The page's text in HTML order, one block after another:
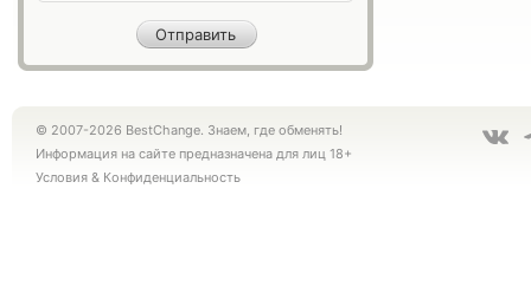
© 2007-2026 BestChange. Знаем, где обменять!
Информация на сайте предназначена для лиц 18+
Условия & Конфиденциальность